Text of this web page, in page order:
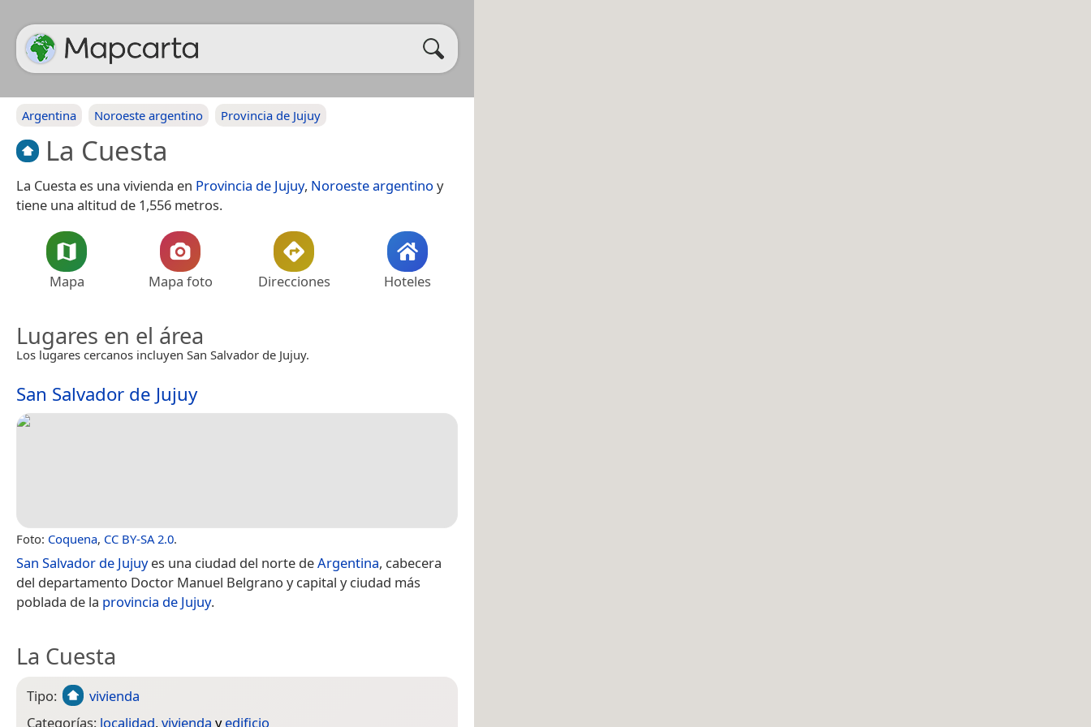
Argentina Noroeste argentino Provincia de Jujuy
La Cuesta
La Cuesta es una vivienda en Provincia de Jujuy, Noroeste argentino y
tiene una altitud de 1,556 metros.
Mapa Mapa foto Direcciones Hoteles
Lugares en el área
Los lugares cercanos incluyen San Salvador de Jujuy.
San Salvador de Jujuy
Foto: Coquena, CC BY-SA 2.0.
San Salvador de Jujuyes una ciudad del norte deArgentina, cabecera
del departamento Doctor Manuel Belgrano y capital y ciudad más
poblada de la provincia de Jujuy.
La Cuesta
Tipo:
vivienda
Categorías: localidad, vivienda yedificio